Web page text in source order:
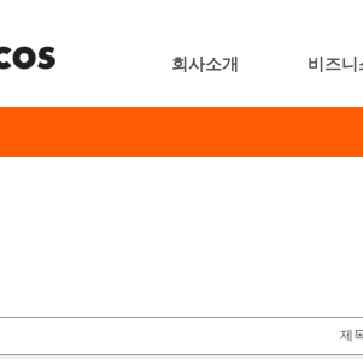
회사소개 비즈니
제